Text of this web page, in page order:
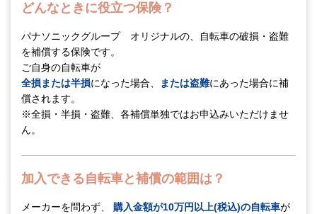
どんなときに役立つ保険？
パナソニックグループ オリジナルの、自転車の破損・盗難
を補償する保険です。
ご自身の自転車が
全損または半損になった場合、 または盗難にあった場合に補
償されます。
※全損・半損・盗難、各補償単独ではお申込みいただけませ
ん。
加入できる自転車と補償の範囲は？
メーカーを問わず、 購入金額が10万円以上(税込)の自転車が